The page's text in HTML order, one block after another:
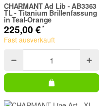
CHARMANT Ad Lib - AB3363
TL - Titanium Brillenfassung
in Teal-Orange
225,00 €*
Fast ausverkauft